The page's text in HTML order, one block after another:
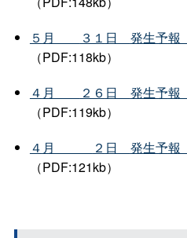
５ 月 ３１ 日 発生予報
（PDF:118kb）
４ 月 ２６ 日 発生予報
（PDF:119kb）
４ 月 ２ 日 発生予報
（PDF:121kb）